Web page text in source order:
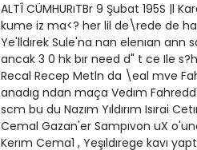
Cumhuriyet Ankara
Cumhuriyet Büyük
Taaruz
Cumhuriyet
Cumartesi
Cumhuriyet Çevre
2013
2012
2011
2010
2009
ALTÎ CÜMHURıTBr 9 Şubat 195S |l Karagümrük bir engeli daha aştı Kırmızı • Siyahlı takım d ü n Yesildiregi 2 0 maglub etti Pofesvonel Ucınc kume iz ma<? her lil de\rede de hakim ovnamalar lanoa dun Seref s ad nda vapı an rina rpsmen hucum hattında buluKaragümrjk Ye'lldırek Sule'na nan elenıan ann savıaız go fırsaMarı blr ganne Haekov musabaka ar'ıe devaro kaç rmaları \ ızjnden farkl lıblyet v r i n e ancak 3 0 hk bır need d" t ce Ile s?hadan avrı d lar Karsı aşKARAGÜMRÜK 2 İESILDIEEK 0 man n ılk devresi 33 ve 38 dajUKalarKarasumrjk Recal Recep Metln da \eal mve Fahreda n n eo erıle Izzet Cahid F kret Tar k DjTsun 20 kapandı Ovunun nincl varısmda ba'.ka savı yap anadıg ndan maça Vedım Fahredd'n Avdm lı*c devrede a*ı ar eoller e ve 2 0 Ka» Yeşıldiek Yasa Kava J ravlr rag~umm£un salebest e scm bu du Nazım Yıldırım Isırai Cetın, YılSTJLEYMAMYE 1 HASKOY 0 ' "naz Yalçın Bulend Dopan Hakem Necdet Turkkantoz Sule>manne Cemal Gazan'er Sampıvon uX o'unaa emın adfn Turgut Guntor Yukse Çıço Me!ar a Mi~u\en Kara^Jinruk ıı e* dun t n Tezer Mesud Kerım Cema1 , Yeşıldırege kavı yaptıkları maç a Hasko\ Sa t ı Cenglz Sakır Mebmea F kre Iz7et Npfmi Yılmiz Adnan Bahaeddin Yuksel Hakem C nad Ergan Manchester United'm sonu Şampiyonluk üzerinde rol oynayan maçj Galatasâray I. §poı* bugün karşılâşıyor Bugı>n bahçe stadında <& at 14 30 aa pro fesyonel 1 gm en muhlm karsıla» ması Gelatasara\ Je IstanbulsDor arasında oynanacalrtır Lıg şamplvon lugunu ta\ ın ba kımmdan çok bu vuk rolu olan bu karşılaşma mu. hakkak kı çok çe tın \e gekf^nell Mnıan hakem geçecektır Ikı se Schmeitser nedenberı bır turlu bırbırlennı lıgde \enem ven bu ıkı raklb ustu^te 3 defa 2 2 ve bu mev«ımm Ilk lig maçında da 0 0 berabere kalmışlardır Yurdumuzun en koklu Ikı ırfan ocagından ısm nı ve nusesmı alan Gala tasaray a Istanbulspor arasında bır tah mia yapılıısa Sarı . kınrızılıların Sa rı sıvahlıltja nazaran kazanma şan sının daha fazla oldugudur Esasen Galatasora\lılar şamDtjonluklarını ta hakkuk eıt rebılmelerı lç n muhakkak mrettc bu maçı kazanmak zorunda dırlar $ehrımızde bulunan bır ecnebl a n . tTenorun «Galatasara\lı futboıculal e bı elemanlarım olsa 24 saat rahatça uvurum dedıgı ovuneulam bugun kazanma şansları rakıbier ne nazaran c caha utor \e daha teknik olmaları ba. kımındaT fazladır Gerek hucumda \e gerek mudafaada rakıblerlne nazaran daha ustun durumda olan S<.n . kırmızıhların karşısmda Istanbıüsporlular o meşhur enerj lerl ve canlı çalışmalarl le